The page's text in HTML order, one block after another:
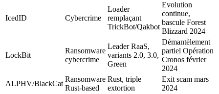
IcedID Cybercrime
Loader
remplaçant
TrickBot/Qakbot
Evolution
continue,
bascule Forest
Blizzard 2024
LockBit
Ransomware
cybercrime
Leader RaaS,
variants 2.0, 3.0,
Green
Démantèlement
partiel Opération
Cronos février
2024
ALPHV/BlackCat
Ransomware
Rust-based
Rust, triple
extortion
Exit scam mars
2024